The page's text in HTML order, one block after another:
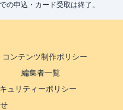
申込・カード受取は終了。
コンテンツ制作ポリシー
編集者一覧
ュリティーポリシー